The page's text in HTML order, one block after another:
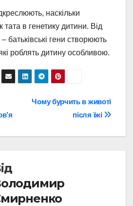
наскільки
тата в генетику дитини. Від
батьківські гени створюють
роблять дитину особливою.
Чому бурчить в животі
після їжі